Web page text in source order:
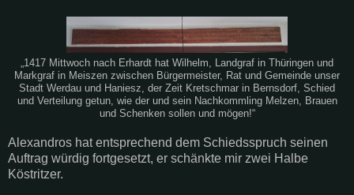
„1417 Mittwoch nach Erhardt hat Wilhelm, Landgraf in Thüringen und
Markgraf in Meiszen zwischen Bürgermeister, Rat und Gemeinde unser
Stadt Werdau und Haniesz, der Zeit Kretschmar in Bernsdorf, Schied
und Verteilung getun, wie der und sein Nachkommling Melzen, Brauen
und Schenken sollen und mögen!“
Alexandros hat entsprechend dem Schiedsspruch seinen
Auftrag würdig fortgesetzt, er schänkte mir zwei Halbe
Köstritzer.